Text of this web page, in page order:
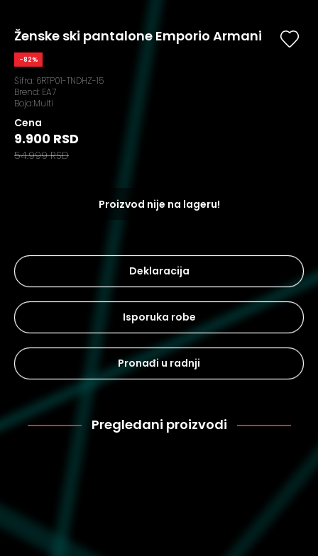
Ženske ski pantalone Emporio Armani
-82%
Šifra: 6RTP01-TNDHZ-15
Brend: EA7
Boja:Multi
Cena
9.900 RSD
54.999 RSD
Proizvod nije na lageru!
Deklaracija
Isporuka robe
Pronađi u radnji
Pregledani proizvodi